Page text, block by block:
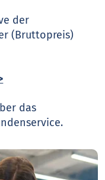
der
(Bruttopreis)
das